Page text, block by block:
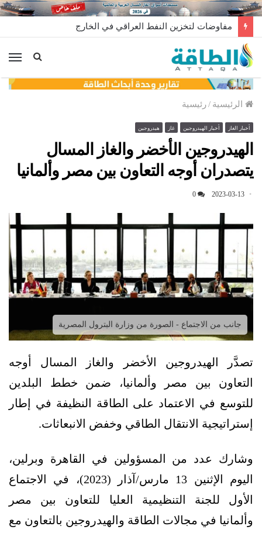
مفاوضات لتخزين النفط العراقي في الخارج
الرئيسية /رئيسية
أخبار الغاز أخبار الهيدروجين غاز هيدروجين
الهيدروجين الأخضر والغاز المسال
يتصدران أوجه التعاون بين مصر وألمانيا
2023-03-13
0
جانب من الاجتماع - الصورة من وزارة البترول المصرية
تصدَّر الهيدروجين الأخضر والغاز المسال أوجه
التعاون بين مصر وألمانيا، ضمن خطط البلدين
للتوسع في الاعتماد على الطاقة النظيفة في إطار
إستراتيجية الانتقال الطاقي وخفض الانبعاثات.
وشارك عدد من المسؤولين في القاهرة وبرلين،
اليوم الإثنين 13 مارس/آذار (2023)، في الاجتماع
الأول للجنة التنظيمية العليا للتعاون بين مصر
وألمانيا في مجالات الطاقة والهيدروجين بالتعاون مع